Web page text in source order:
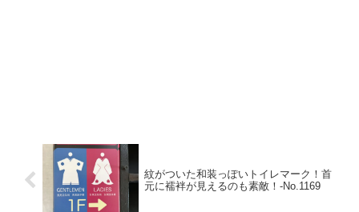
紋がついた和装っぽいトイレマーク！首
元に襦袢が見えるのも素敵！-No.1169